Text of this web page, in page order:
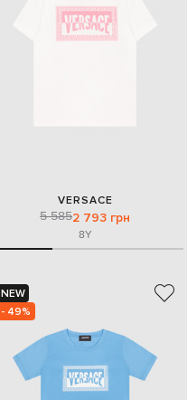
VERSACE
5 5852 793 грн
8Y
NEW
- 49%